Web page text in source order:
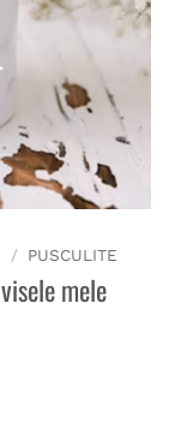
/ PUSCULITE
mele